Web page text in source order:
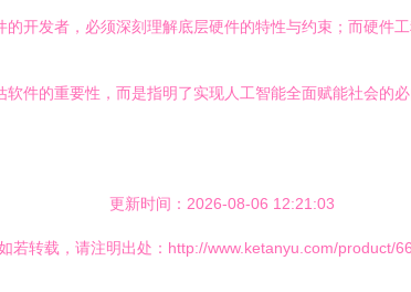
开发者，必须深刻理解底层硬件的特性与约束；而硬件
件的重要性，而是指明了实现人工智能全面赋能社会的
更新时间：2026-08-06 12:21:03
若转载，请注明出处：http://www.ketanyu.com/product/